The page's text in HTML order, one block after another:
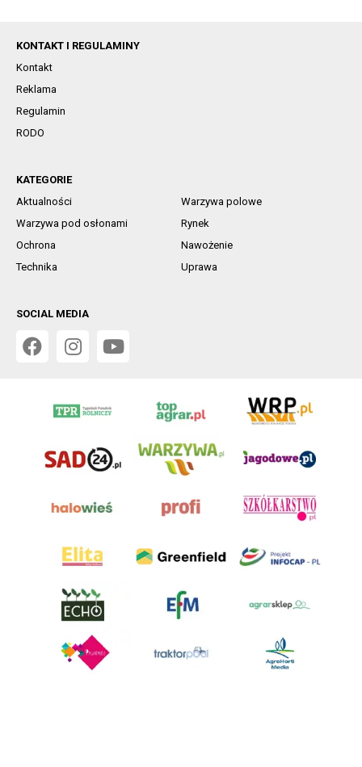
KONTAKT I REGULAMINY
Kontakt
Reklama
Regulamin
RODO
KATEGORIE
Aktualności
Warzywa polowe
Warzywa pod osłonami
Rynek
Ochrona
Nawożenie
Technika
Uprawa
SOCIAL MEDIA